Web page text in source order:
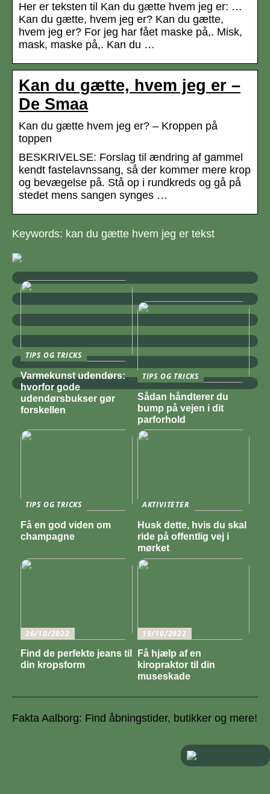
Her er teksten til Kan du gætte hvem jeg er: …
Kan du gætte, hvem jeg er? Kan du gætte,
hvem jeg er? For jeg har fået maske på,. Misk,
mask, maske på,. Kan du …
Kan du gætte, hvem jeg er –
De Smaa
Kan du gætte hvem jeg er? – Kroppen på
toppen
BESKRIVELSE: Forslag til ændring af gammel
kendt fastelavnssang, så der kommer mere krop
og bevægelse på. Stå op i rundkreds og gå på
stedet mens sangen synges …
Keywords: kan du gætte hvem jeg er tekst
TIPS OG TRICKS
Varmekunst udendørs:
hvorfor gode
udendørsbukser gør
forskellen
TIPS OG TRICKS
Sådan håndterer du
bump på vejen i dit
parforhold
TIPS OG TRICKS
Få en god viden om
champagne
AKTIVITETER
Husk dette, hvis du skal
ride på offentlig vej i
mørket
26/10/2022
Find de perfekte jeans til
din kropsform
19/10/2022
Få hjælp af en
kiropraktor til din
museskade
Fakta Aalborg: Find åbningstider, butikker og mere!